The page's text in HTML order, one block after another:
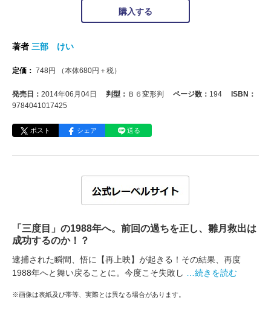
購入する
著者 三部 けい
定価： 748円 （本体680円＋税）
発売日： 2014年06月04日 判型： Ｂ６変形判 ページ数： 194
ISBN：
9784041017425
ポスト シェア 送る
「三度目」の1988年へ。前回の過ちを正し、雛月救出は
成功するのか！？
逮捕された瞬間、悟に【再上映】が起きる！その結果、再度
1988年へと舞い戻ることに。今度こそ失敗し
…続きを読む
※画像は表紙及び帯等、実際とは異なる場合があります。